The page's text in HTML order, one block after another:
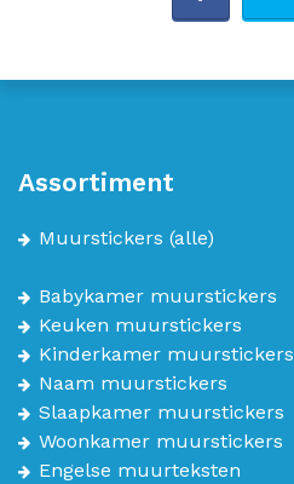
Assortiment
Muurstickers (alle)
Babykamer muurstickers
Keuken muurstickers
Kinderkamer muurstickers
Naam muurstickers
Slaapkamer muurstickers
Woonkamer muurstickers
Engelse muurteksten